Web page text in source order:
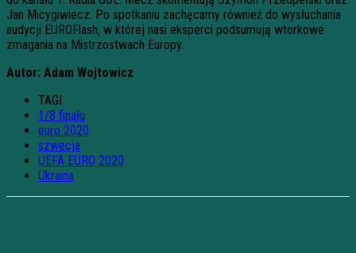
Jan Micygiwiecz. Po spotkaniu zachęcamy również do wysłuchania
audycji EUROFlash, w której nasi eksperci podsumują wtorkowe
zmagania na Mistrzostwach Europy.
Autor: Adam Wojtowicz
TAGI
1/8 finału
euro 2020
szwecja
UEFA EURO 2020
Ukraina